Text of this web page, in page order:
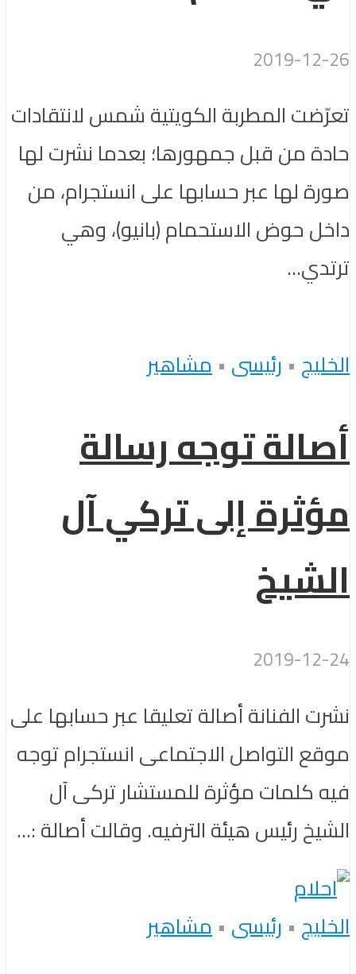
2019-12-26
تعرّضت المطربة الكويتية شمس لانتقادات
حادة من قبل جمهورها؛ بعدما نشرت لها
صورة لها عبر حسابها على انستجرام، من
داخل حوض الاستحمام (بانيو)، وهي
ترتدي...
الخليج • رئيسى •مشاهير
أصالة توجه رسالة
مؤثرة إلى تركي آل
الشيخ
2019-12-24
نشرت الفنانة أصالة تعليقا عبر حسابها على
موقع التواصل الاجتماعى انستجرام توجه
فيه كلمات مؤثرة للمستشار تركى آل
الشيخ رئيس هيئة الترفيه. وقالت أصالة :...
الخليج • رئيسى •مشاهير